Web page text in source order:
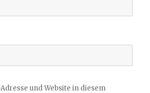
und Website in diesem